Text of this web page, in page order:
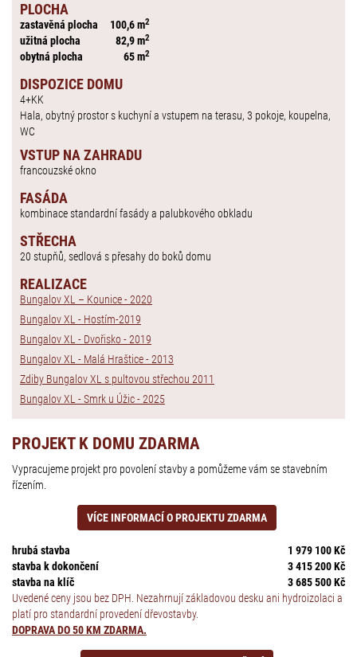
PLOCHA
zastavěná plocha 100,6 m2
užitná plocha 82,9 m2
obytná plocha 65 m2
DISPOZICE DOMU
4+KK
Hala, obytný prostor s kuchyní a vstupem na terasu, 3 pokoje, koupelna,
WC
VSTUP NA ZAHRADU
francouzské okno
FASÁDA
kombinace standardní fasády a palubkového obkladu
STŘECHA
20 stupňů, sedlová s přesahy do boků domu
REALIZACE
Bungalov XL – Kounice - 2020
Bungalov XL - Hostím-2019
Bungalov XL - Dvořisko - 2019
Bungalov XL - Malá Hraštice - 2013
Zdiby Bungalov XL s pultovou střechou 2011
Bungalov XL - Smrk u Úžic - 2025
PROJEKT K DOMU ZDARMA
Vypracujeme projekt pro povolení stavby a pomůžeme vám se stavebním
řízením.
VÍCE INFORMACÍ O PROJEKTU ZDARMA
hrubá stavba
1 979 100 Kč
stavba k dokončení
3 415 200 Kč
stavba na klíč
3 685 500 Kč
Uvedené ceny jsou bez DPH. Nezahrnují základovou desku ani hydroizolaci a
platí pro standardní provedení dřevostavby.
DOPRAVA DO 50 KM ZDARMA.